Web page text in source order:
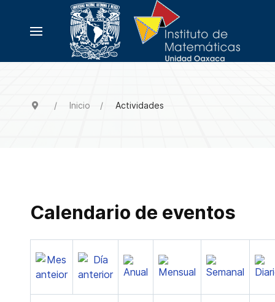
Inicio Actividades
Calendario de eventos